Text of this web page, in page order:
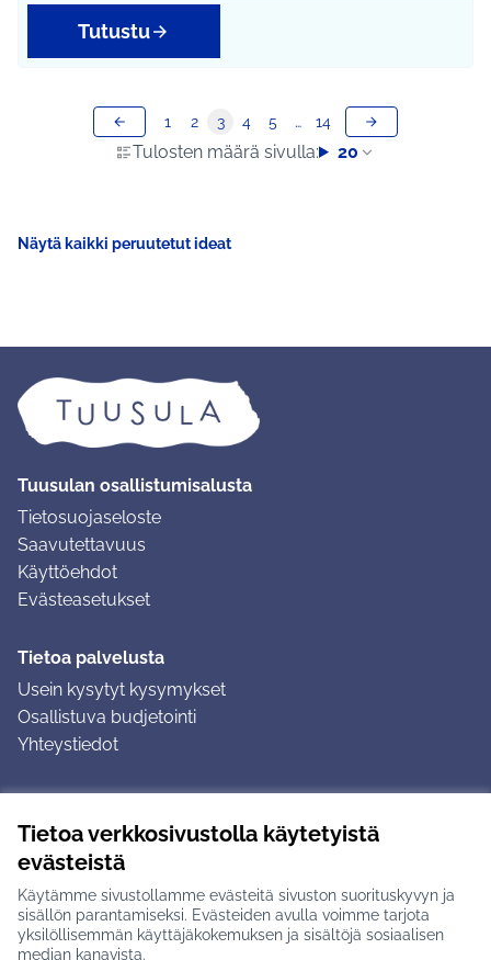
Tietoa verkkosivustolla käytetyistä
evästeistä
Käytämme sivustollamme evästeitä sivuston suorituskyvyn ja
sisällön parantamiseksi. Evästeiden avulla voimme tarjota
yksilöllisemmän käyttäjäkokemuksen ja sisältöjä sosiaalisen
median kanavista.
Tutustu
Tulosten määrä sivulla: 20
1 2 3 4 5 … 14
Näytä kaikki peruutetut ideat
Tuusulan osallistumisalusta
Tietosuojaseloste
Saavutettavuus
Käyttöehdot
Evästeasetukset
Tietoa palvelusta
Usein kysytyt kysymykset
Osallistuva budjetointi
Yhteystiedot
Ohjeet kirjautumiseen
Ohjeet kommentin jättämiseen